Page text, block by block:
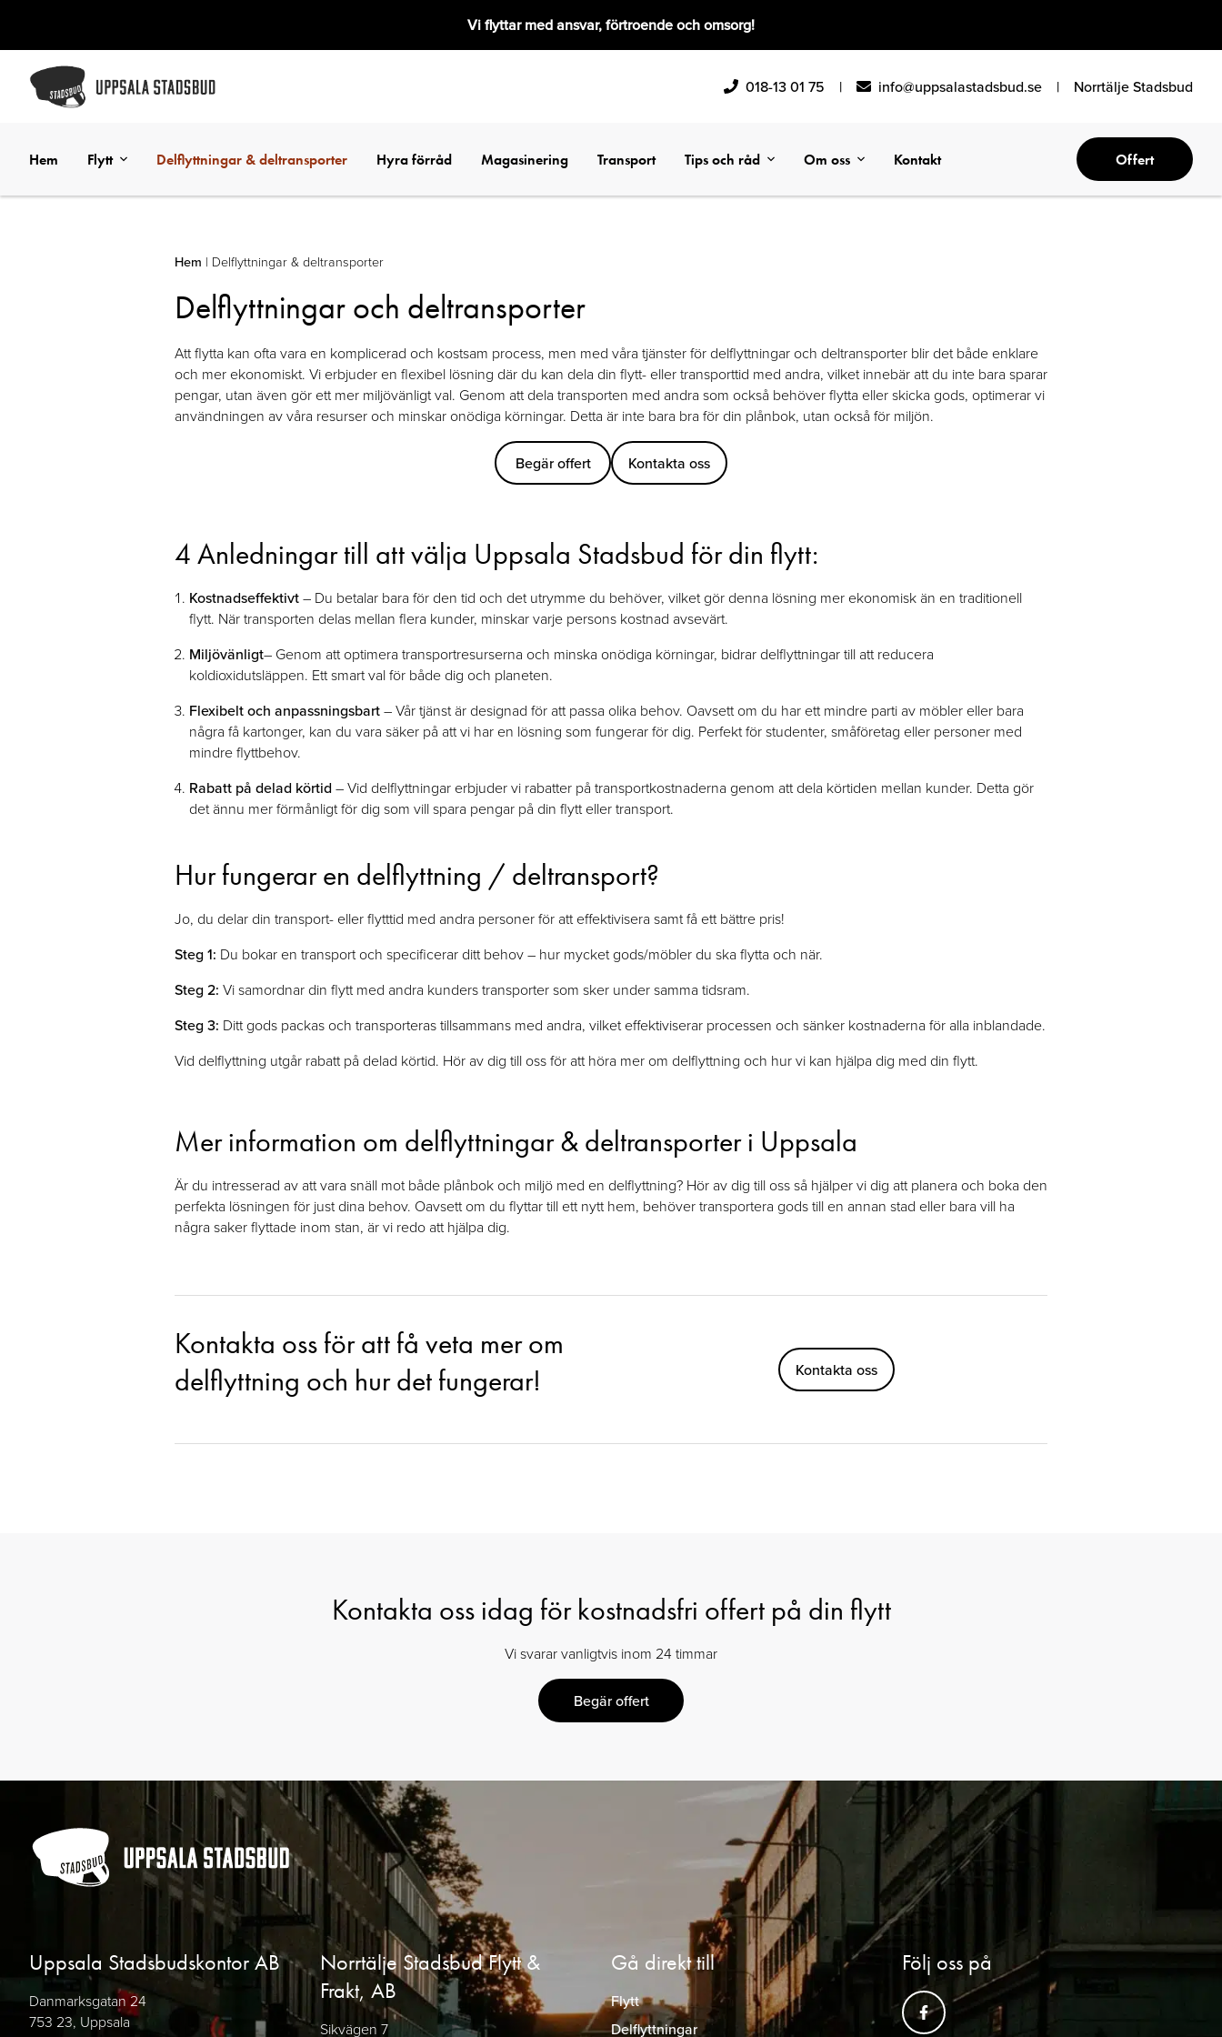
Vi flyttar med ansvar, förtroende och omsorg!
018-13 01 75 | info@uppsalastadsbud.se | Norrtälje Stadsbud
Hem Flytt Delflyttningar & deltransporter Hyra förråd Magasinering Transport Tips och råd Om oss Kontakt Offert
Hem | Delflyttningar & deltransporter
Delflyttningar och deltransporter
Att flytta kan ofta vara en komplicerad och kostsam process, men med våra tjänster för delflyttningar och deltransporter blir det både enklare
och mer ekonomiskt. Vi erbjuder en flexibel lösning där du kan dela din flytt- eller transporttid med andra, vilket innebär att du inte bara sparar
pengar, utan även gör ett mer miljövänligt val. Genom att dela transporten med andra som också behöver flytta eller skicka gods, optimerar vi
användningen av våra resurser och minskar onödiga körningar. Detta är inte bara bra för din plånbok, utan också för miljön.
Begär offert Kontakta oss
4 Anledningar till att välja Uppsala Stadsbud för din flytt:
Kostnadseffektivt– Du betalar bara för den tid och det utrymme du behöver, vilket gör denna lösning mer ekonomisk än en traditionell
flytt. När transporten delas mellan flera kunder, minskar varje persons kostnad avsevärt.
Miljövänligt– Genom att optimera transportresurserna och minska onödiga körningar, bidrar delflyttningar till att reducera
koldioxidutsläppen. Ett smart val för både dig och planeten.
Flexibelt och anpassningsbart– Vår tjänst är designad för att passa olika behov. Oavsett om du har ett mindre parti av möbler eller bara
några få kartonger, kan du vara säker på att vi har en lösning som fungerar för dig. Perfekt för studenter, småföretag eller personer med
mindre flyttbehov.
Rabatt på delad körtid – Vid delflyttningar erbjuder vi rabatter på transportkostnaderna genom att dela körtiden mellan kunder. Detta gör
det ännu mer förmånligt för dig som vill spara pengar på din flytt eller transport.
Hur fungerar en delflyttning / deltransport?
Jo, du delar din transport- eller flytttid med andra personer för att effektivisera samt få ett bättre pris!
Steg 1: Du bokar en transport och specificerar ditt behov – hur mycket gods/möbler du ska flytta och när.
Steg 2: Vi samordnar din flytt med andra kunders transporter som sker under samma tidsram.
Steg 3: Ditt gods packas och transporteras tillsammans med andra, vilket effektiviserar processen och sänker kostnaderna för alla inblandade.
Vid delflyttning utgår rabatt på delad körtid. Hör av dig till oss för att höra mer om delflyttning och hur vi kan hjälpa dig med din flytt.
Mer information om delflyttningar & deltransporter i Uppsala
Är du intresserad av att vara snäll mot både plånbok och miljö med en delflyttning? Hör av dig till oss så hjälper vi dig att planera och boka den
perfekta lösningen för just dina behov. Oavsett om du flyttar till ett nytt hem, behöver transportera gods till en annan stad eller bara vill ha
några saker flyttade inom stan, är vi redo att hjälpa dig.
Kontakta oss för att få veta mer om
delflyttning och hur det fungerar!
Kontakta oss
Kontakta oss idag för kostnadsfri offert på din flytt
Vi svarar vanligtvis inom 24 timmar
Begär offert
Uppsala Stadsbudskontor AB
Danmarksgatan 24
753 23, Uppsala
Norrtälje Stadsbud Flytt &
Frakt, AB
Sikvägen 7
Gå direkt till
Flytt
Delflyttningar
Följ oss på